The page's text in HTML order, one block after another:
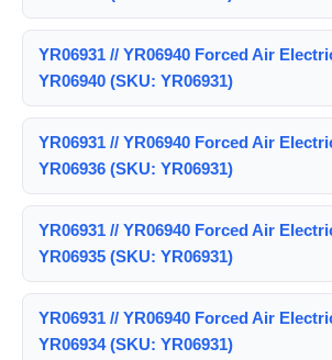
YR06931 // YR06940 Forced Air
YR06940 (SKU: YR06931)
YR06931 // YR06940 Forced Air
YR06936 (SKU: YR06931)
YR06931 // YR06940 Forced Air
YR06935 (SKU: YR06931)
YR06931 // YR06940 Forced Air
YR06934 (SKU: YR06931)